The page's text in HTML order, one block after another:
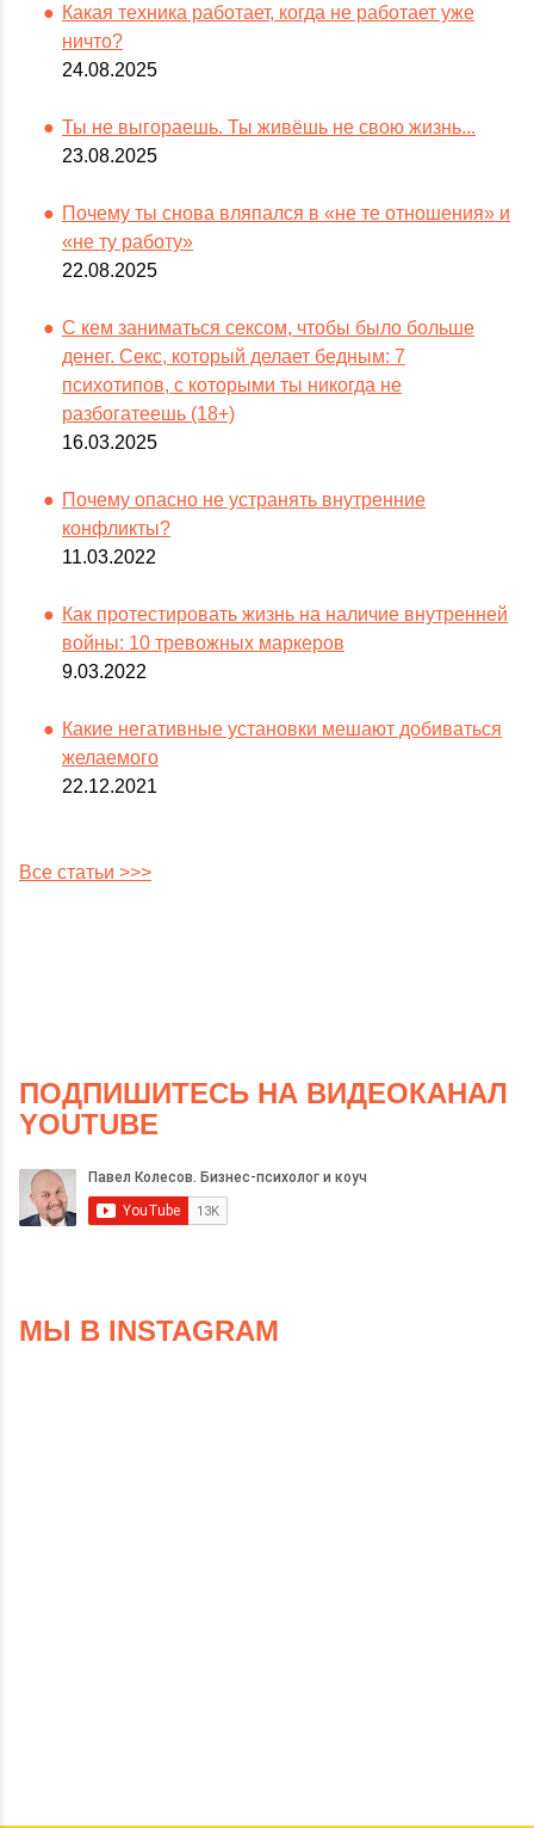
Какая техника работает, когда не работает уже
ничто?
24.08.2025
Ты не выгораешь. Ты живёшь не свою жизнь...
23.08.2025
Почему ты снова вляпался в «не те отношения» и
«не ту работу»
22.08.2025
С кем заниматься сексом, чтобы было больше
денег. Секс, который делает бедным: 7
психотипов, с которыми ты никогда не
разбогатеешь (18+)
16.03.2025
Почему опасно не устранять внутренние
конфликты?
11.03.2022
Как протестировать жизнь на наличие внутренней
войны: 10 тревожных маркеров
9.03.2022
Какие негативные установки мешают добиваться
желаемого
22.12.2021
Все статьи >>>
ПОДПИШИТЕСЬ НА ВИДЕОКАНАЛ
YOUTUBE
МЫ В INSTAGRAM